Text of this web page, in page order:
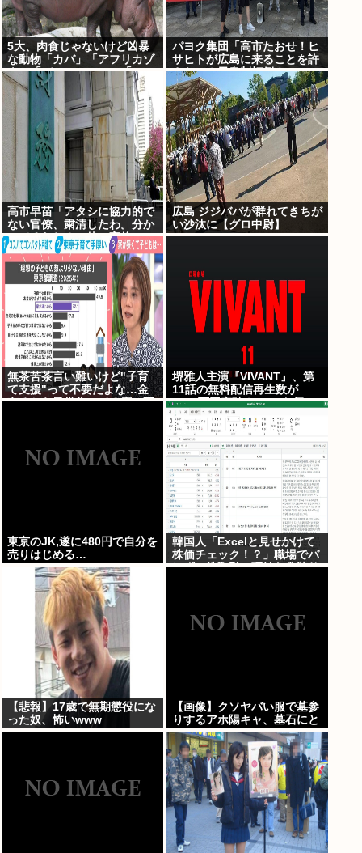
5大、肉食じゃないけど凶暴
な動物「カバ」「アフリカゾ
ウ」「バッファロー」「コー
カサスオオカブト」
パヨク集団「高市たおせ！ヒ
サヒトが広島に来ることを許
さない！天皇制打倒！」
高市早苗「アタシに協力的で
ない官僚、粛清したわ。分か
ってるわね？」他の官僚
「(ブルブル)」
広島 ジジババが群れてきちが
い沙汰に【グロ中尉】
無茶苦茶言い難いけど"子育
て支援"って不要だよな…金
有るから子供作ってる癖に更
堺雅人主演『VIVANT』、第
11話の無料配信再生数が
1000万回突破！ TVerお気に
入り登録者数は300万超えで
TBS連ドラ歴代トップ
東京のJK,遂に480円で自分を
売りはじめる…
韓国人「Excelと見せかけて
株価チェック！？」職場でバ
レずに株取引、巧妙な偽装サ
【悲報】17歳で無期懲役にな
った奴、怖いwww
【画像】クソヤバい服で墓参
りするアホ陽キャ、墓石にと
んでもないものをぶっかける